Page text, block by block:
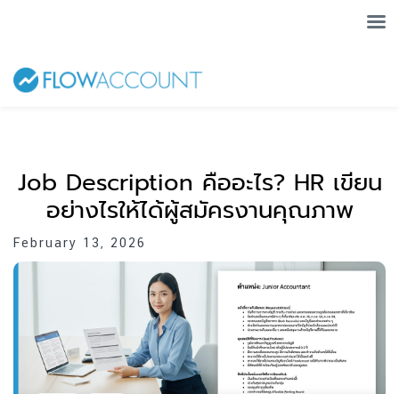
Job Description คืออะไร? HR เขียน
อย่างไรให้ได้ผู้สมัครงานคุณภาพ
February 13, 2026